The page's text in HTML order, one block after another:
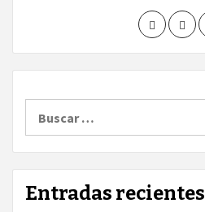
Entradas recientes